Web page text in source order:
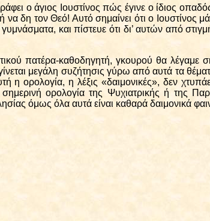
ο άγιος Ιουστίνος πώς έγινε ο ίδιος
δη τον Θεό! Αυτό σημαίνει ότι ο Ιουστίνος
και πίστευε ότι δι’ αυτών από
πατέρα-καθοδηγητή, γκουρού θα
μεγάλη συζήτησις γύρω από αυτά τα
ορολογία, η λέξις «δαιμονικές», δεν
ορολογία της Ψυχιατρικής ή της
όμως όλα αυτά είναι καθαρά δαιμονικά